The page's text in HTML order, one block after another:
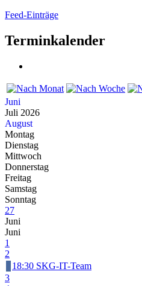
Feed-Einträge
Terminkalender
Juni
Juli 2026
August
Montag
Dienstag
Mittwoch
Donnerstag
Freitag
Samstag
Sonntag
27
Juni
Juni
1
2
18:30 SKG-IT-Team
3